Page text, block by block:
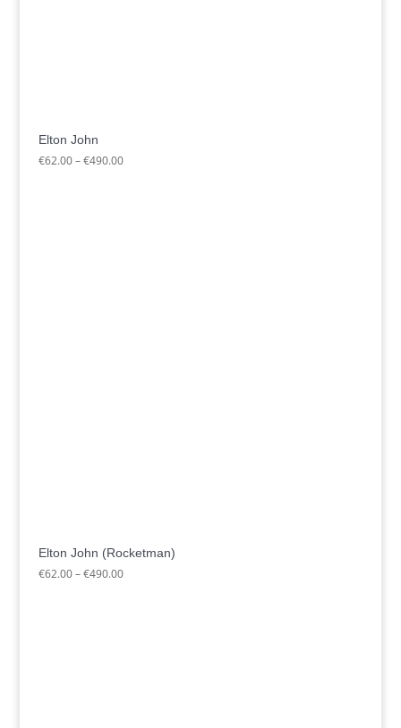
Elton John
€62.00 –€490.00Preisspanne:
Elton John (Rocketman)
€62.00 –€490.00Preisspanne: